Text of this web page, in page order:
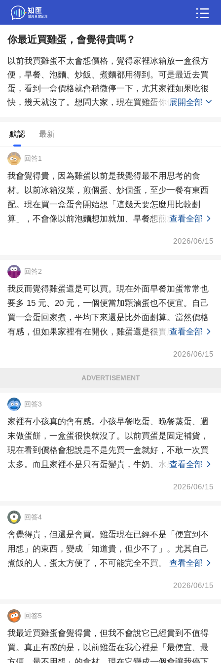
你最近買雞蛋，會覺得貴嗎？
以前我買雞蛋不太會想價格，覺得家裡冰箱放一盒很方
便，早餐、泡麵、炒飯、煮麵都用得到。可是最近去買
蛋，看到一盒價格就會稍微停一下，尤其家裡如果吃很
快，幾天就沒了。想問大家，現在買雞蛋你們會覺得貴
受？
展開全部
默認 最新
回答1
我會覺得貴，因為雞蛋以前是我覺得最不用思考的食
材。以前冰箱沒菜，煎個蛋、炒個蛋，至少一餐有東西
配。現在買一盒蛋會開始想「這幾天要怎麼用比較劃
算」，不會像以前泡麵想加就加、早餐想煎就煎。不是
查看全部
2026/06/15
回答2
我反而覺得雞蛋還是可以買。現在外面早餐加蛋常常也
要多 15 元、20 元，一個便當加顆滷蛋也不便宜。自己
買一盒蛋回家煮，平均下來還是比外面劃算。當然價格
有感，但如果家裡有在開伙，雞蛋還是很實用。只是以
查看全部
2026/06/15
ADVERTISEMENT
回答3
家裡有小孩真的會有感。小孩早餐吃蛋、晚餐蒸蛋、週
末做蛋餅，一盒蛋很快就沒了。以前買蛋是固定補貨，
現在看到價格會想說是不是先買一盒就好，不敢一次買
太多。而且家裡不是只有蛋變貴，牛奶、水果、肉、青
查看全部
2026/06/15
回答4
會覺得貴，但還是會買。雞蛋現在已經不是「便宜到不
用想」的東西，變成「知道貴，但少不了」。尤其自己
煮飯的人，蛋太方便了，不可能完全不買。
查看全部
2026/06/15
回答5
我最近買雞蛋會覺得貴，但我不會說它已經貴到不值得
買。真正有感的是，以前雞蛋在我心裡是「最便宜、最
問答
綜合問題 婚姻情感 職場 夫妻生活
生活妙招 體育 育兒 老年病科普